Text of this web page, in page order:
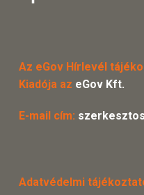
Az eGov Hírlevél
Kiadója az eGov Kft.
E-mail cím:
Adatvédelmi